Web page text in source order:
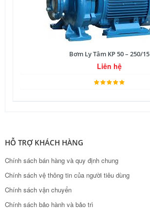
Bơm Ly Tâm KP 50 – 250/15
Liên hệ
HỖ TRỢ KHÁCH HÀNG
Chính sách bán hàng và quy định chung
Chính sách vệ thông tin của người tiêu dùng
Chính sách vận chuyển
Chính sách bảo hành và bảo trì